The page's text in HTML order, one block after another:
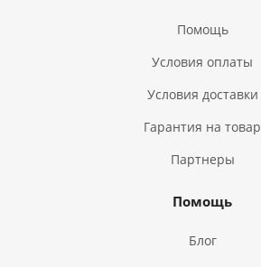
Помощь
Условия оплаты
Условия доставки
Гарантия на товар
Партнеры
Помощь
Блог